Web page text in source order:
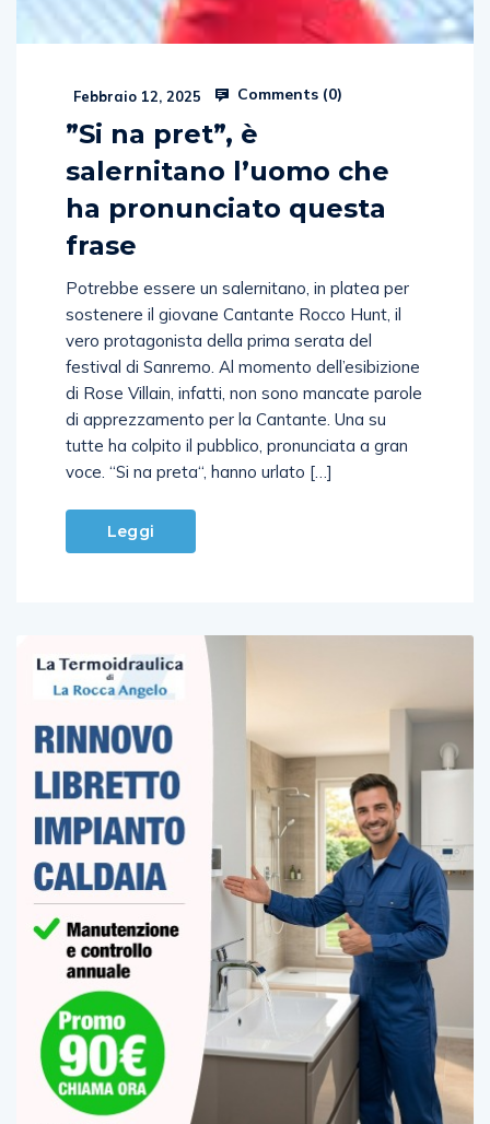
Febbraio 12, 2025 Comments (0)
”Si na pret”, è
salernitano l’uomo che
ha pronunciato questa
frase
Potrebbe essere un salernitano, in platea per
sostenere il giovane Cantante Rocco Hunt, il
vero protagonista della prima serata del
festival di Sanremo. Al momento dell’esibizione
di Rose Villain, infatti, non sono mancate parole
di apprezzamento per la Cantante. Una su
tutte ha colpito il pubblico, pronunciata a gran
voce. “Si na preta“, hanno urlato […]
Leggi